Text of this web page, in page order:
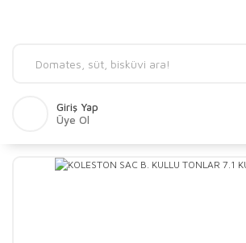
Giriş Yap
Üye Ol